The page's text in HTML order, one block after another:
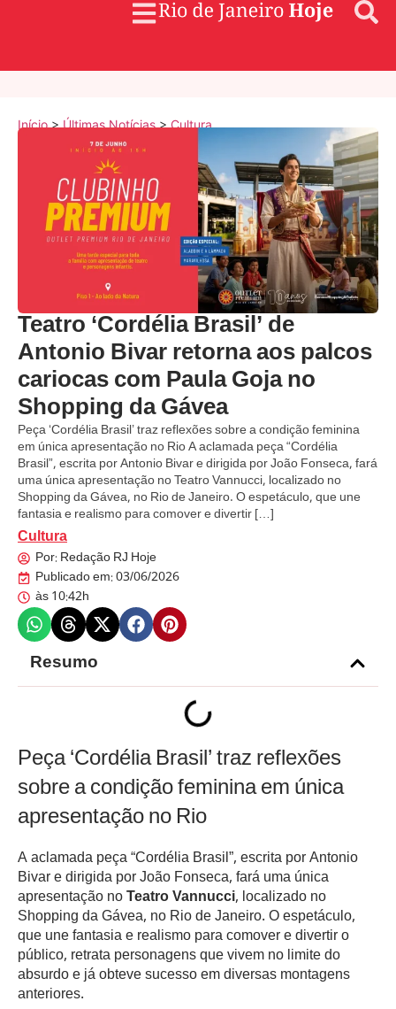
Início>Últimas Notícias>Cultura
Teatro ‘Cordélia Brasil’ de
Antonio Bivar retorna aos palcos
cariocas com Paula Goja no
Shopping da Gávea
Peça ‘Cordélia Brasil’ traz reflexões sobre a condição feminina
em única apresentação no Rio A aclamada peça “Cordélia
Brasil”, escrita por Antonio Bivar e dirigida por João Fonseca, fará
uma única apresentação no Teatro Vannucci, localizado no
Shopping da Gávea, no Rio de Janeiro. O espetáculo, que une
fantasia e realismo para comover e divertir […]
Cultura
Por: Redação RJ Hoje
Publicado em:03/06/2026
às10:42h
Resumo
Peça ‘Cordélia Brasil’ traz reflexões
sobre a condição feminina em única
apresentação no Rio
A aclamada peça “Cordélia Brasil”, escrita por Antonio
Bivar e dirigida por João Fonseca, fará uma única
apresentação noTeatro Vannucci, localizado no
Shopping da Gávea, no Rio de Janeiro. O espetáculo,
que une fantasia e realismo para comover e divertir o
público, retrata personagens que vivem no limite do
absurdo e já obteve sucesso em diversas montagens
anteriores.